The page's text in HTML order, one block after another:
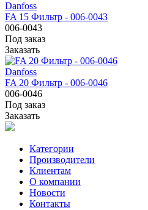
Danfoss
FA 15 Фильтр - 006-0043
006-0043
Под заказ
Заказать
Danfoss
FA 20 Фильтр - 006-0046
006-0046
Под заказ
Заказать
Категории
Производители
Клиентам
О компании
Новости
Контакты